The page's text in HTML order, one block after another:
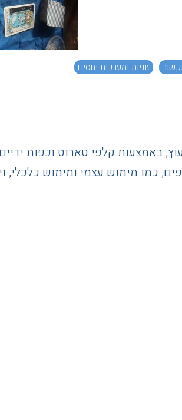
זוגיות ומערכות יחסים
כמו מימוש עצמי ומימוש